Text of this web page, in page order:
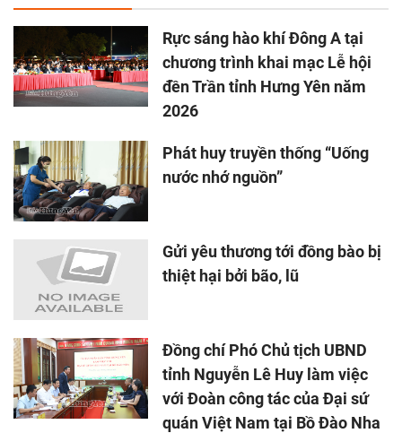
Rực sáng hào khí Đông A tại
chương trình khai mạc Lễ hội
đền Trần tỉnh Hưng Yên năm
2026
Phát huy truyền thống “Uống
nước nhớ nguồn”
Gửi yêu thương tới đồng bào bị
thiệt hại bởi bão, lũ
Đồng chí Phó Chủ tịch UBND
tỉnh Nguyễn Lê Huy làm việc
với Đoàn công tác của Đại sứ
quán Việt Nam tại Bồ Đào Nha